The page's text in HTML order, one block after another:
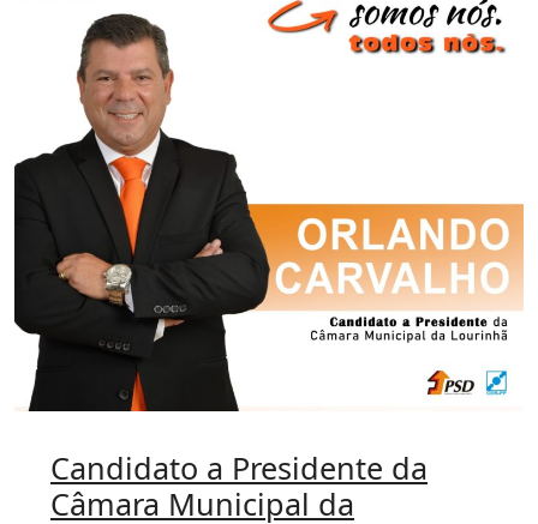
Candidato a Presidente da
Câmara Municipal da